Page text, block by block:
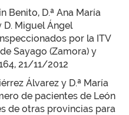
Benito, D.ª Ana María
D. Miguel Ángel
por la ITV
Sayago (Zamora) y
21/11/2012
Álvarez y D.ª María
de pacientes de León
de otras provincias para